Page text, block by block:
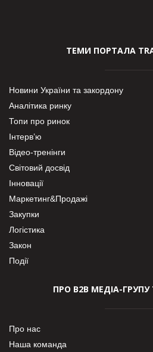
ТЕМИ ПОРТАЛА
Новини України та закордону
Аналітика ринку
Топи про ринок
Інтерв’ю
Відео-тренінги
Світовий досвід
Інновації
Маркетинг&Продажі
Закупки
Логістика
Закон
Події
ПРО В2В МЕДІА-ГРУПУ
Про нас
Наша команда